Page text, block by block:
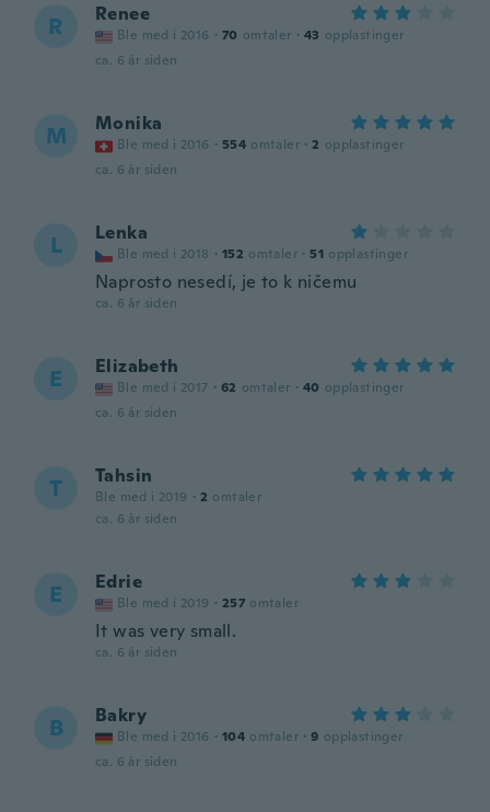
R Renee
Ble med i 2016 · 70 omtaler · 43 opplastinger
ca. 6 år siden
M Monika
Ble med i 2016 · 554 omtaler · 2 opplastinger
ca. 6 år siden
L Lenka
Ble med i 2018 · 152 omtaler · 51 opplastinger
Naprosto nesedí, je to k ničemu
ca. 6 år siden
E Elizabeth
Ble med i 2017 · 62 omtaler · 40 opplastinger
ca. 6 år siden
T Tahsin
Ble med i 2019 · 2 omtaler
ca. 6 år siden
E Edrie
Ble med i 2019 · 257 omtaler
It was very small.
ca. 6 år siden
B Bakry
Ble med i 2016 · 104 omtaler · 9 opplastinger
ca. 6 år siden